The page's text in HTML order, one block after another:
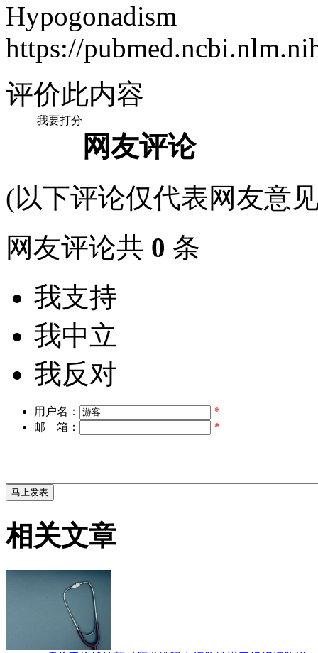
Hypogonadism
https://
评价此内容
我要打分
网友评论
(以下评论仅代表网友意
网友评论共 0 条
我支持
我中立
我反对
用户名：
*
邮 箱：
*
相关文章